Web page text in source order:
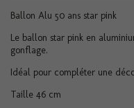
Ballon Alu 50 ans star pink
Le ballon star pink en
gonflage.
Idéal pour compléter une
Taille 46 cm